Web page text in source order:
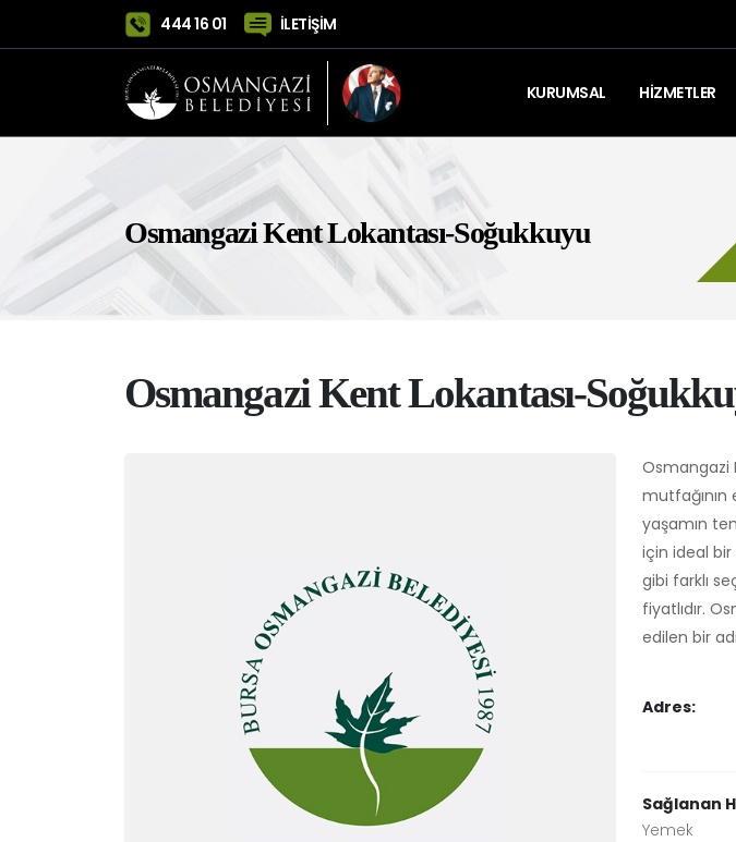
444 16 01 İLETİŞİM
KURUMSAL HİZMETLER
Osmangazi Kent Lokantası-Soğukkuyu
Osmangazi Kent Lokantası-
Osmangazi
mutfağının
yaşamın
için ideal
gibi farklı
fiyatlıdır.
edilen bir
Adres:
Sağlanan
Yemek